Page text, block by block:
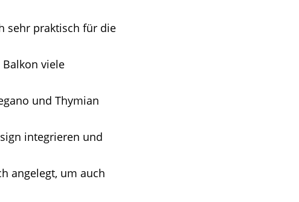
sehr praktisch für die
viele
und Thymian
integrieren und
angelegt, um auch